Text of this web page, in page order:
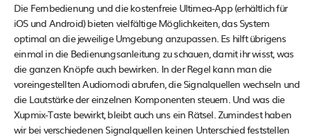
Die Fernbedienung und die kostenfreie Ultimea-App (erhältlich für
iOS und Android) bieten vielfältige Möglichkeiten, das System
optimal an die jeweilige Umgebung anzupassen. Es hilft übrigens
einmal in die Bedienungsanleitung zu schauen, damit ihr wisst, was
die ganzen Knöpfe auch bewirken. In der Regel kann man die
voreingestellten Audiomodi abrufen, die Signalquellen wechseln und
die Lautstärke der einzelnen Komponenten steuern. Und was die
Xupmix-Taste bewirkt, bleibt auch uns ein Rätsel. Zumindest haben
wir bei verschiedenen Signalquellen keinen Unterschied feststellen